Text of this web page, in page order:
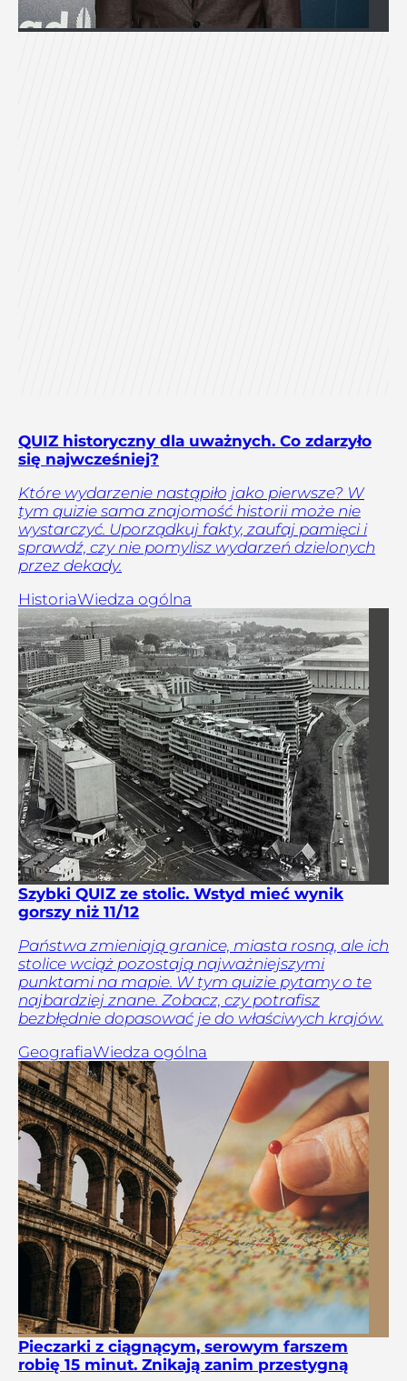
QUIZ historyczny dla uważnych. Co zdarzyło
się najwcześniej?
Które wydarzenie nastąpiło jako pierwsze? W
tym quizie sama znajomość historii może nie
wystarczyć. Uporządkuj fakty, zaufaj pamięci i
sprawdź, czy nie pomylisz wydarzeń dzielonych
przez dekady.
HistoriaWiedza ogólna
Szybki QUIZ ze stolic. Wstyd mieć wynik
gorszy niż 11/12
Państwa zmieniają granice, miasta rosną, ale ich
stolice wciąż pozostają najważniejszymi
punktami na mapie. W tym quizie pytamy o te
najbardziej znane. Zobacz, czy potrafisz
bezbłędnie dopasować je do właściwych krajów.
GeografiaWiedza ogólna
Pieczarki z ciągnącym, serowym farszem
robię 15 minut. Znikają zanim przestygną